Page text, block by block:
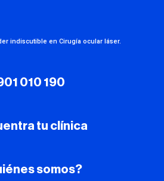
indiscutible en Cirugía ocular láser.
010 190
tu clínica
somos?